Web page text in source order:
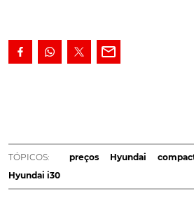
TGDi de 120 CV e nível de
enquanto a oferta diesel se inica
CRDi Comfort de 90 CV, preços já
TÓPICOS: preços Hyundai
Hyundai i30